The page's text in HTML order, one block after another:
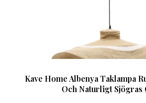
Kave Home Albenya Taklampa
Och Naturligt Sjögras